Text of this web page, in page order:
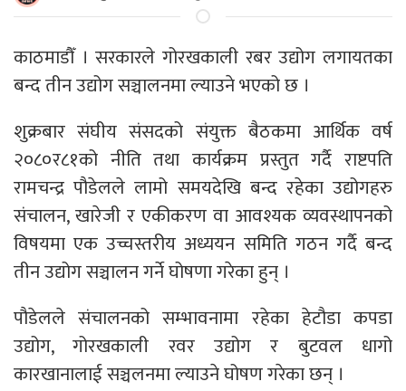
काठमाडौँ । सरकारले गोरखकाली रबर उद्योग लगायतका
बन्द तीन उद्योग सञ्चालनमा ल्याउने भएको छ ।
शुक्रबार संघीय संसदको संयुक्त बैठकमा आर्थिक वर्ष
२०८०र८१को नीति तथा कार्यक्रम प्रस्तुत गर्दै राष्टपति
रामचन्द्र पौडेलले लामो समयदेखि बन्द रहेका उद्योगहरु
संचालन, खारेजी र एकीकरण वा आवश्यक व्यवस्थापनको
विषयमा एक उच्चस्तरीय अध्ययन समिति गठन गर्दै बन्द
तीन उद्योग सञ्चालन गर्ने घोषणा गरेका हुन् ।
पौडेलले संचालनको सम्भावनामा रहेका हेटौडा कपडा
उद्योग, गोरखकाली रवर उद्योग र बुटवल धागो
कारखानालाई सञ्चलनमा ल्याउने घोषण गरेका छन् ।